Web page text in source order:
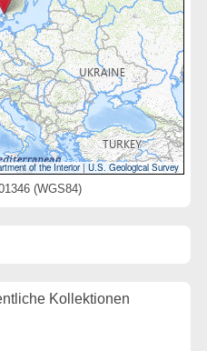
of the Interior|U.S. Geological Survey
(WGS84)
Kollektionen